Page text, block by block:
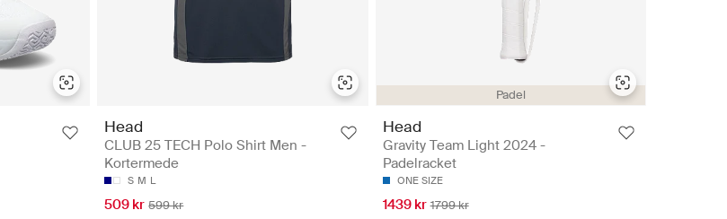
Head
CLUB 25 TECH Polo Shirt Men -
Kortermede
S M L
509 kr 599 kr
Padel
Head
Gravity Team Light 2024 -
Padelracket
ONE SIZE
1439 kr 1799 kr